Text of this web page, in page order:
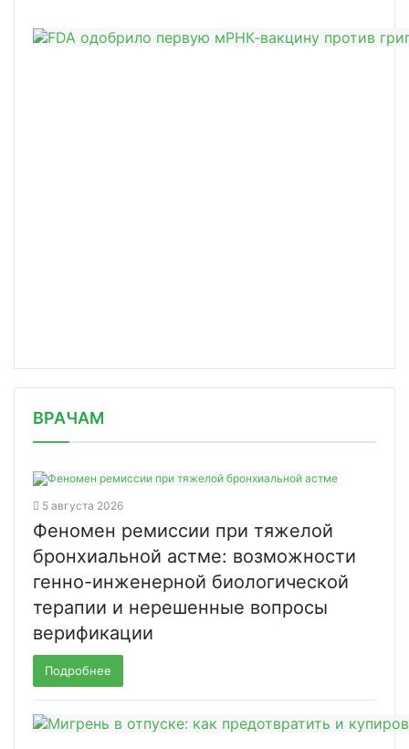
ВРАЧАМ
5 августа 2026
Феномен ремиссии при тяжелой
бронхиальной астме: возможности
генно-инженерной биологической
терапии и нерешенные вопросы
верификации
Подробнее